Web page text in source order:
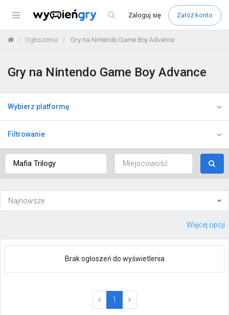
Menu Zaloguj się Załóż konto
Ogłoszenia Gry na Nintendo Game Boy Advance
Gry na Nintendo Game Boy Advance
Wybierz platformę
Filtrowanie
Więcej opcji
Brak ogłoszeń do wyświetlenia
1 (current)